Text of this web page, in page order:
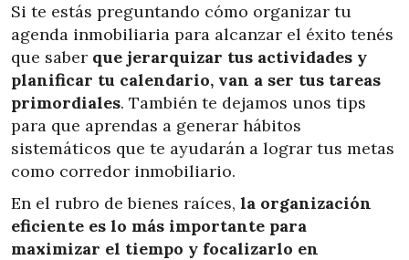
Si te estás preguntando cómo organizar tu
agenda inmobiliaria para alcanzar el éxito tenés
que saber que jerarquizar tus actividades y
planificar tu calendario, van a ser tus tareas
primordiales. También te dejamos unos tips
para que aprendas a generar hábitos
sistemáticos que te ayudarán a lograr tus metas
como corredor inmobiliario.
En el rubro de bienes raíces, la organización
eficiente es lo más importante para
maximizar el tiempo y focalizarlo en